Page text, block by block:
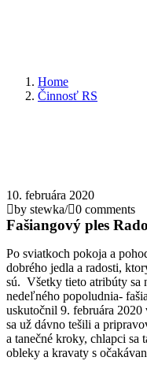
Home
Činnosť RS
10. februára 2020
by stewka/ 0 comments
Fašiangový ples
Po sviatkoch pokoja a
dobrého jedla a radosti,
sú. Všetky tieto atribúty sa
nedeľného popoludnia-
uskutočnil 9. februára
sa už dávno tešili a
a tanečné kroky, chlapci sa
obleky a kravaty s